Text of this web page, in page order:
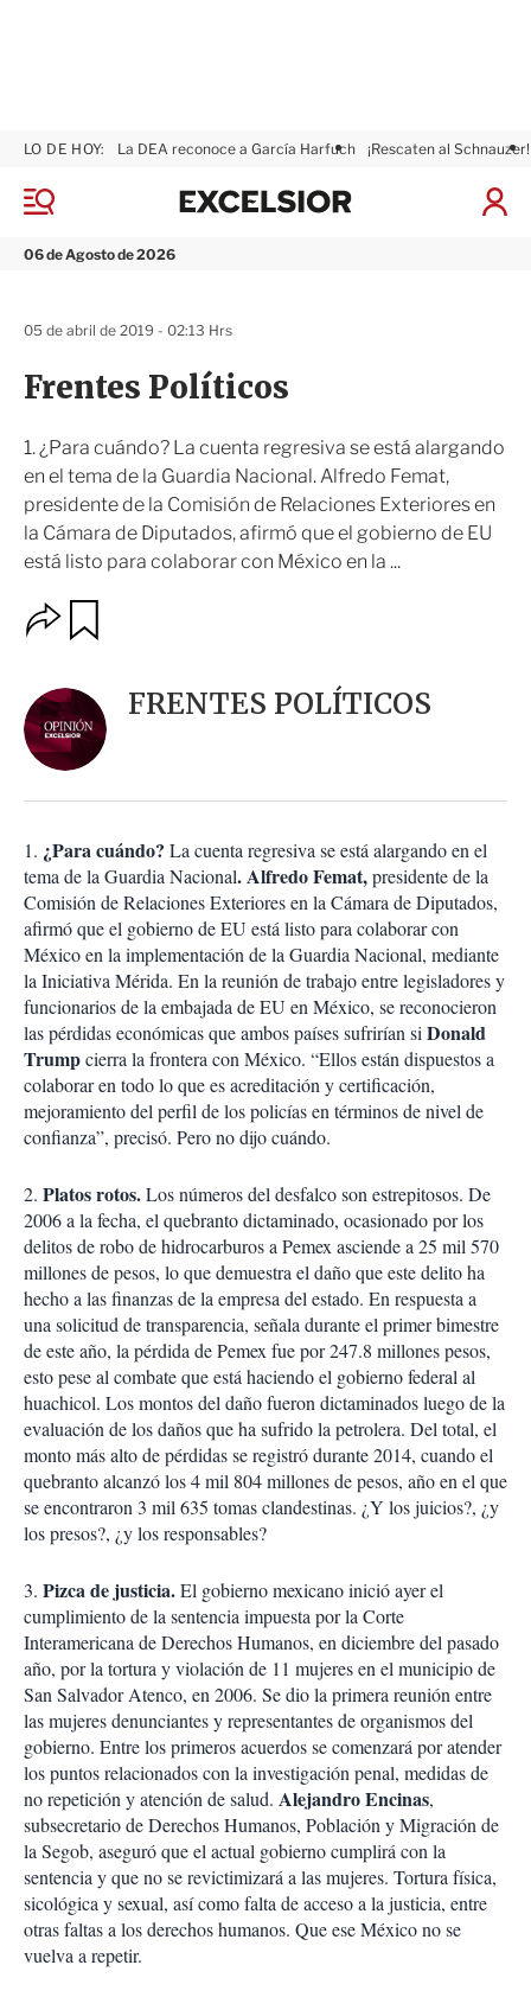
M
n
06 de Agosto de 2026
LO DE HOY: La DEA reconoce a García Harfuch ¡Rescaten al Schnauzer!
I
ó
x
Frentes Políticos
1. ¿Para cuándo? La cuenta regresiva se está alargando
en el tema de la Guardia Nacional. Alfredo Femat,
presidente de la Comisión de Relaciones Exteriores en
la Cámara de Diputados, afirmó que el gobierno de EU
está listo para colaborar con México en la ...
05 de abril de 2019 - 02:13 Hrs
O
p
o
n
e
s
o
m
p
a
r
i
r
a
r
FRENTES POLÍTICOS
1. ¿Para cuándo? La cuenta regresiva se está alargando en el
tema de la Guardia Nacional. Alfredo Femat,presidente de la
Comisión de Relaciones Exteriores en la Cámara de Diputados,
afirmó que el gobierno de EU está listo para colaborar con
México en la implementación de la Guardia Nacional, mediante
la Iniciativa Mérida. En la reunión de trabajo entre legisladores y
funcionarios de la embajada de EU en México, se reconocieron
las pérdidas económicas que ambos países sufrirían si Donald
Trumpcierra la frontera con México. “Ellos están dispuestos a
colaborar en todo lo que es acreditación y certificación,
mejoramiento del perfil de los policías en términos de nivel de
confianza”, precisó. Pero no dijo cuándo.
2. Platos rotos.Los números del desfalco son estrepitosos. De
2006 a la fecha, el quebranto dictaminado, ocasionado por los
delitos de robo de hidrocarburos a Pemex asciende a 25 mil 570
millones de pesos, lo que demuestra el daño que este delito ha
hecho a las finanzas de la empresa del estado. En respuesta a
una solicitud de transparencia, señala durante el primer bimestre
de este año, la pérdida de Pemex fue por 247.8 millones pesos,
esto pese al combate que está haciendo el gobierno federal al
huachicol. Los montos del daño fueron dictaminados luego de la
evaluación de los daños que ha sufrido la petrolera. Del total, el
monto más alto de pérdidas se registró durante 2014, cuando el
quebranto alcanzó los 4 mil 804 millones de pesos, año en el que
se encontraron 3 mil 635 tomas clandestinas. ¿Y los juicios?, ¿y
los presos?, ¿y los responsables?
3. Pizca de justicia.El gobierno mexicano inició ayer el
cumplimiento de la sentencia impuesta por la Corte
Interamericana de Derechos Humanos, en diciembre del pasado
año, por la tortura y violación de 11 mujeres en el municipio de
San Salvador Atenco, en 2006. Se dio la primera reunión entre
las mujeres denunciantes y representantes de organismos del
gobierno. Entre los primeros acuerdos se comenzará por atender
los puntos relacionados con la investigación penal, medidas de
no repetición y atención de salud. Alejandro Encinas,
subsecretario de Derechos Humanos, Población y Migración de
la Segob, aseguró que el actual gobierno cumplirá con la
sentencia y que no se revictimizará a las mujeres. Tortura física,
sicológica y sexual, así como falta de acceso a la justicia, entre
otras faltas a los derechos humanos. Que ese México no se
vuelva a repetir.